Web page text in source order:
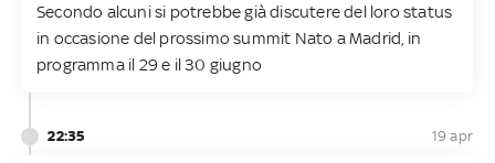
Secondo alcuni si potrebbe già discutere del loro status
in occasione del prossimo summit Nato a Madrid, in
programma il 29 e il 30 giugno
22:35 19 apr